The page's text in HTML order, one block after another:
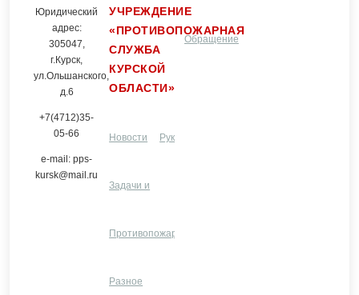
Юридический
адрес:
305047,
г.Курск,
ул.Ольшанского,
д.6
+7(4712)35-
05-66
e-mail: pps-
kursk@mail.ru
УЧРЕЖДЕНИЕ
«ПРОТИВОПОЖАРНАЯ
СЛУЖБА
КУРСКОЙ
ОБЛАСТИ»
Новости Руководство и
подразделения
Задачи и
функции
Противопожарная
профилактика
Разное
Обращение